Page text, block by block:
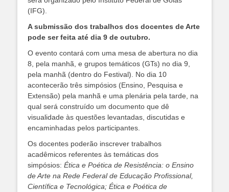
(IFG).
A submissão dos trabalhos dos docentes de Arte
pode ser feita até dia 9 de outubro.
O evento contará com uma mesa de abertura no dia
8, pela manhã, e grupos temáticos (GTs) no dia 9,
pela manhã (dentro do Festival). No dia 10
acontecerão três simpósios (Ensino, Pesquisa e
Extensão) pela manhã e uma plenária pela tarde, na
qual será construído um documento que dê
visualidade às questões levantadas, discutidas e
encaminhadas pelos participantes.
Os docentes poderão inscrever trabalhos
acadêmicos referentes às temáticas dos
simpósios: Ética e Poética de Resistência: o Ensino
de Arte na Rede Federal de Educação Profissional,
Científica e Tecnológica; Ética e Poética de